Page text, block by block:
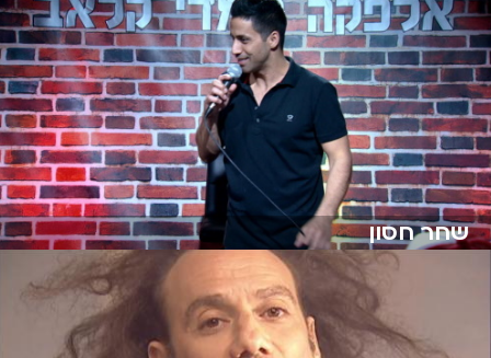
שחר חסון
שירי גדני